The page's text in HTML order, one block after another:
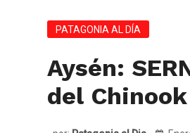
PATAGONIA AL DÍA
Aysén:
del